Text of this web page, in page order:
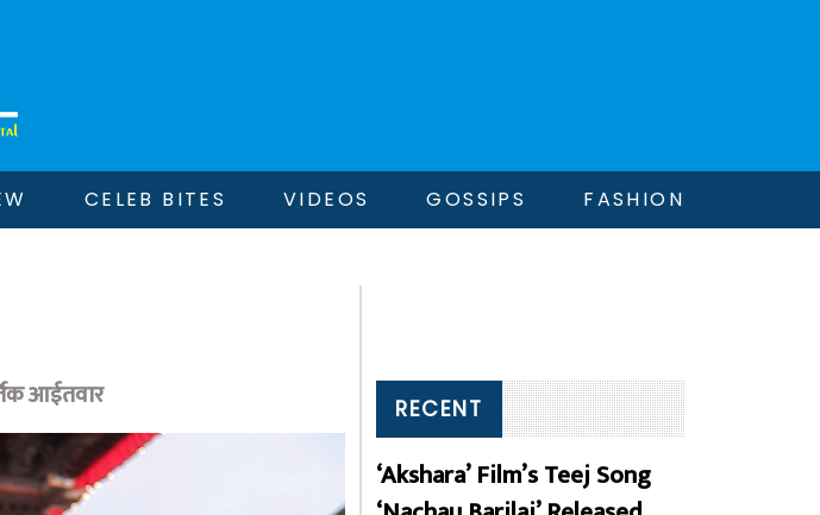
CELEB BITES VIDEOS GOSSIPS FASHION
आईतवार RECENT
‘Akshara’ Film’s Teej Song